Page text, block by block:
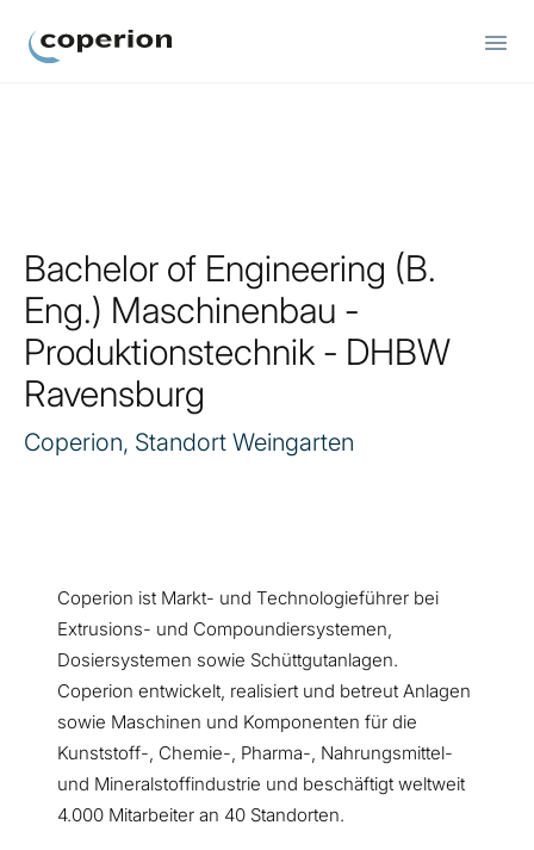
Bachelor of Engineering (B.
Eng.) Maschinenbau -
Produktionstechnik - DHBW
Ravensburg
Coperion, Standort Weingarten
Coperion ist Markt- und Technologieführer bei
Extrusions- und Compoundiersystemen,
Dosiersystemen sowie Schüttgutanlagen.
Coperion entwickelt, realisiert und betreut Anlagen
sowie Maschinen und Komponenten für die
Kunststoff-, Chemie-, Pharma-, Nahrungsmittel-
und Mineralstoffindustrie und beschäftigt weltweit
4.000 Mitarbeiter an 40 Standorten.